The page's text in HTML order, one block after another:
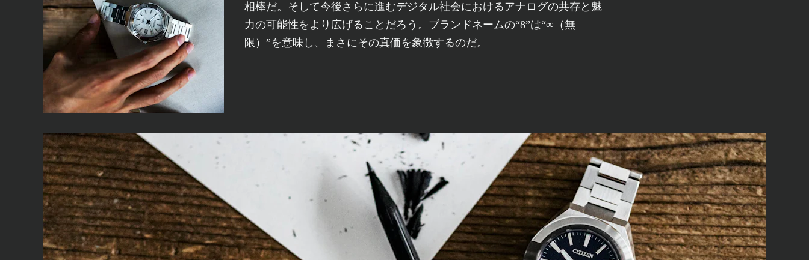
相棒だ。そして今後さらに進むデジタル社会におけるアナログの共存と魅
力の可能性をより広げることだろう。ブランドネームの“8”は“∞（無
限）”を意味し、まさにその真価を象徴するのだ。